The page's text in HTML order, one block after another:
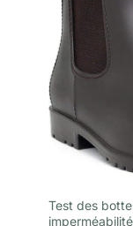
Test des
imperméabilité